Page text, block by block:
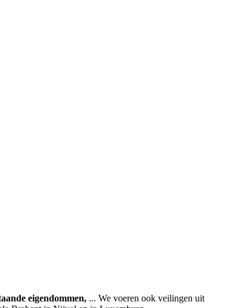
eigendommen, ... We voeren ook veilingen uit